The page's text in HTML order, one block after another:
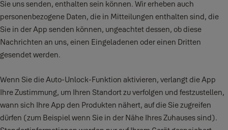
Sie uns senden, enthalten sein können. Wir erheben auch
personenbezogene Daten, die in Mitteilungen enthalten sind, die
Sie in der App senden können, ungeachtet dessen, ob diese
Nachrichten an uns, einen Eingeladenen oder einen Dritten
gesendet werden.
Wenn Sie die Auto-Unlock-Funktion aktivieren, verlangt die App
Ihre Zustimmung, um Ihren Standort zu verfolgen und festzustellen,
wann sich Ihre App den Produkten nähert, auf die Sie zugreifen
dürfen (zum Beispiel wenn Sie in der Nähe Ihres Zuhauses sind).